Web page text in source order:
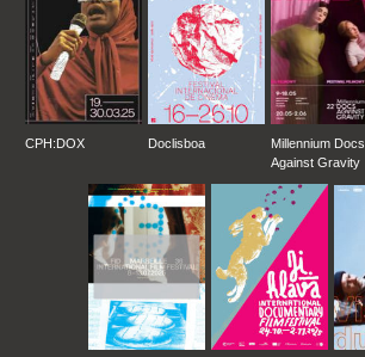
CPH:DOX Doclisboa
Millennium Docs
Against Gravity